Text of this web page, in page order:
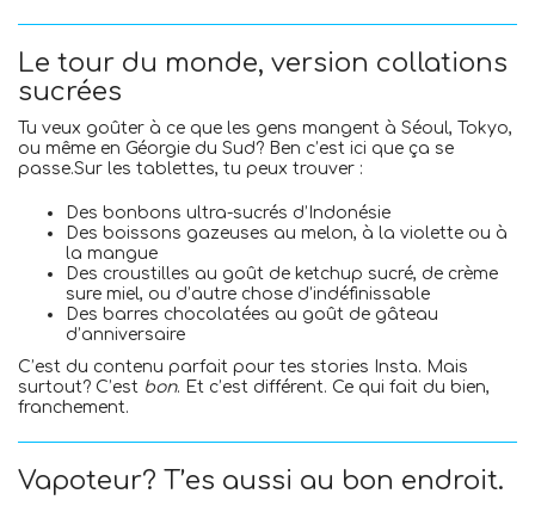
Le tour du monde, version collations
sucrées
Tu veux goûter à ce que les gens mangent à Séoul, Tokyo,
ou même en Géorgie du Sud? Ben c’est ici que ça se
passe.Sur les tablettes, tu peux trouver :
Des bonbons ultra-sucrés d’Indonésie
Des boissons gazeuses au melon, à la violette ou à
la mangue
Des croustilles au goût de ketchup sucré, de crème
sure miel, ou d’autre chose d’indéfinissable
Des barres chocolatées au goût de gâteau
d’anniversaire
C’est du contenu parfait pour tes stories Insta. Mais
surtout? C’est bon. Et c’est différent. Ce qui fait du bien,
franchement.
Vapoteur? T’es aussi au bon endroit.